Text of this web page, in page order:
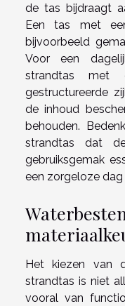
de tas bijdraagt
Een tas met
bijvoorbeeld
Voor een
strandtas met
gestructureerde
de inhoud
behouden.
strandtas dat
gebruiksgemak
een zorgeloze dag
Het kiezen van
strandtas is niet
vooral van